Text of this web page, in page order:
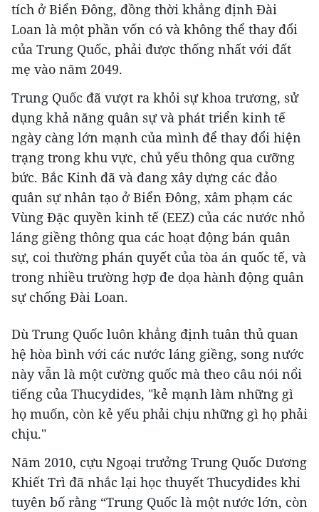
tích ở Biển Đông, đồng thời khẳng định Đài
Loan là một phần vốn có và không thể thay đổi
của Trung Quốc, phải được thống nhất với đất
mẹ vào năm 2049.
Trung Quốc đã vượt ra khỏi sự khoa trương, sử
dụng khả năng quân sự và phát triển kinh tế
ngày càng lớn mạnh của mình để thay đổi hiện
trạng trong khu vực, chủ yếu thông qua cưỡng
bức. Bắc Kinh đã và đang xây dựng các đảo
quân sự nhân tạo ở Biển Đông, xâm phạm các
Vùng Đặc quyền kinh tế (EEZ) của các nước nhỏ
láng giềng thông qua các hoạt động bán quân
sự, coi thường phán quyết của tòa án quốc tế, và
trong nhiều trường hợp đe dọa hành động quân
sự chống Đài Loan.
Dù Trung Quốc luôn khẳng định tuân thủ quan
hệ hòa bình với các nước láng giềng, song nước
này vẫn là một cường quốc mà theo câu nói nổi
tiếng của Thucydides, "kẻ mạnh làm những gì
họ muốn, còn kẻ yếu phải chịu những gì họ phải
chịu."
Năm 2010, cựu Ngoại trưởng Trung Quốc Dương
Khiết Trì đã nhắc lại học thuyết Thucydides khi
tuyên bố rằng “Trung Quốc là một nước lớn, còn